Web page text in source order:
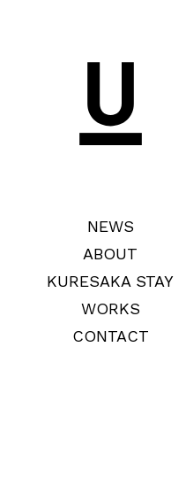
NEWS
ABOUT
KURESAKA STAY
WORKS
CONTACT